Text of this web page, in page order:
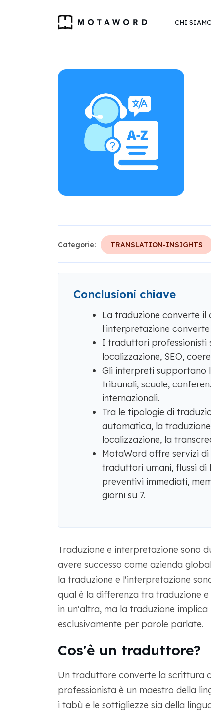
CHI SIAMO
Categorie: TRANSLATION-INSIGHTS
Conclusioni chiave
La traduzione converte il
l'interpretazione
I traduttori professionisti
localizzazione, SEO,
Gli interpreti supportano
tribunali, scuole,
internazionali.
Tra le tipologie di
automatica, la
localizzazione, la
MotaWord offre servizi
traduttori umani, flussi
preventivi immediati,
giorni su 7.
Traduzione e interpretazione sono
avere successo come azienda
la traduzione e l'interpretazione
qual è la differenza tra traduzione
in un'altra, ma la traduzione
esclusivamente per parole parlate.
Cos'è un traduttore?
Un traduttore converte la scrittura
professionista è un maestro della
i tabù e le sottigliezze sia della